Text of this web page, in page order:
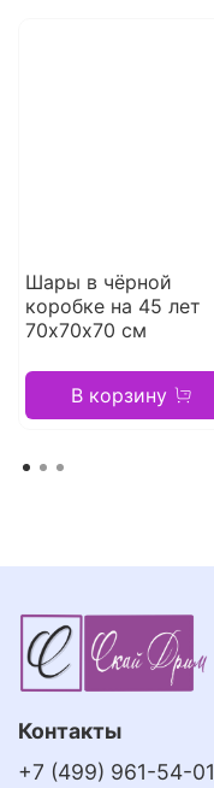
Шары в чёрной
коробке на 45 лет
70х70х70 см
В корзину
Контакты
+7 (499) 961-54-01